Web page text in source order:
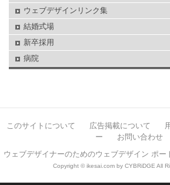
ウェブデザインリンク集
結婚式場
新卒採用
病院
このサイトについて 広告掲載について
ー
お問い合わせ
ウェブデザイナーのためのウェブデザイン ポー
Copyright © ikesai.com by CYBRiDGE All